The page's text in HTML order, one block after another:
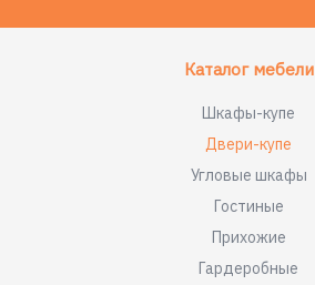
Каталог мебели
Шкафы-купе
Двери-купе
Угловые шкафы
Гостиные
Прихожие
Гардеробные